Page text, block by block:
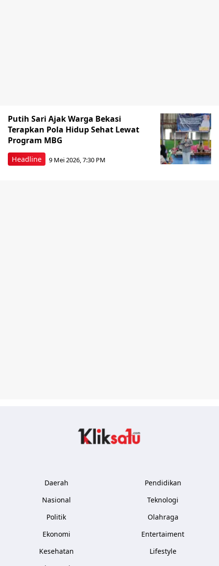
Headline
Putih Sari Ajak Warga Bekasi
Terapkan Pola Hidup Sehat Lewat
Program MBG
9 Mei 2026, 7:30 PM
Daerah
Nasional
Politik
Ekonomi
Kesehatan
Pendidikan
Teknologi
Olahraga
Entertaiment
Lifestyle